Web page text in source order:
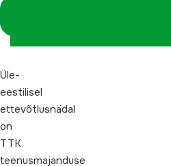
Üle-
eestilisel
ettevõtlusnädal
on
TTK
teenusmajanduse